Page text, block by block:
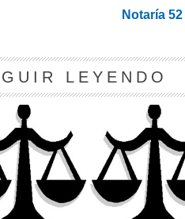
Notaría
LEYENDO